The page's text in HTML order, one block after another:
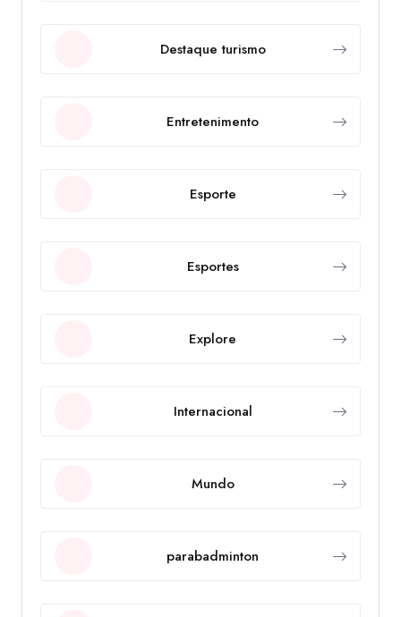
Destaque turismo
Entretenimento
Esporte
Esportes
Explore
Internacional
Mundo
parabadminton